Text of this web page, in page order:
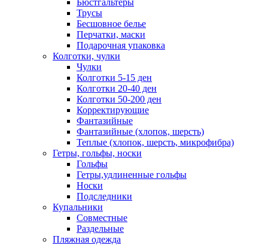
Бюстгальтеры
Трусы
Бесшовное белье
Перчатки, маски
Подарочная упаковка
Колготки, чулки
Чулки
Колготки 5-15 ден
Колготки 20-40 ден
Колготки 50-200 ден
Корректирующие
Фантазийные
Фантазийные (хлопок, шерсть)
Теплые (хлопок, шерсть, микрофибра)
Гетры, гольфы, носки
Гольфы
Гетры,удлиненные гольфы
Носки
Подследники
Купальники
Совместные
Раздельные
Пляжная одежда